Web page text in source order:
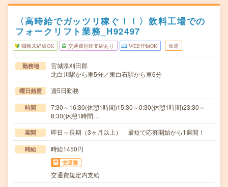
〈高時給でガッツリ稼ぐ！！〉飲料工場での
フォークリフト業務_H92497
職種未経験OK 交通費別途支給あり WEB登録OK 派遣
勤務地
宮城県刈田郡
北白川駅から車5分／東白石駅から車6分
曜日頻度 週5日勤務
時間
7:30～16:30(休憩1時間)15:30～0:30(休憩1時間)23:30～
8:30(休憩1時間…
期間 即日～長期（3ヶ月以上） 最短で応募開始から1週間！
時給 時給1450円
交通費
交通費規定内支給